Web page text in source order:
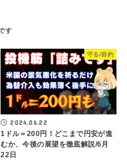
守る/節約
2024.06.22
1ドル＝200円！どこまで円安が進
むか、今後の展望を徹底解説/6月
22日